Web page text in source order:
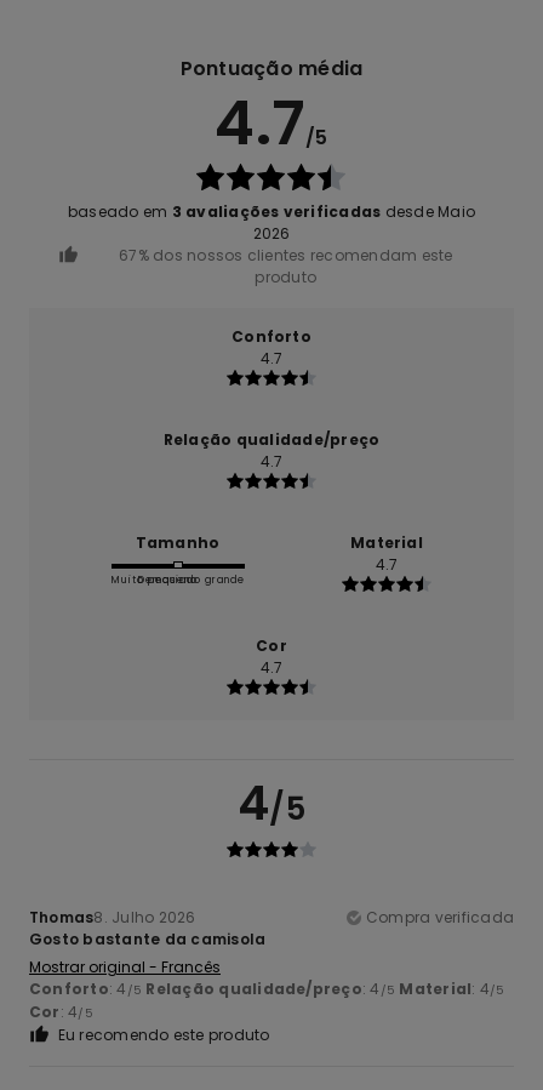
Pontuação média
4.7/5
baseado em 3 avaliações verificadas desde Maio
2026
67% dos nossos clientes recomendam este
produto
Conforto
4.7
Relação qualidade/preço
4.7
Tamanho
Muito pequeno
Demasiado grande
Material
4.7
Cor
4.7
4/5
Thomas8. Julho 2026
Compra verificada
Gosto bastante da camisola
Mostrar original - Francês
Conforto: 4 /5 Relação qualidade/preço: 4 /5 Material: 4/5
Cor: 4/5
Eu recomendo este produto